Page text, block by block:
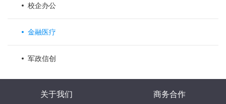
校企办公
金融医疗
军政信创
关于我们 商务合作